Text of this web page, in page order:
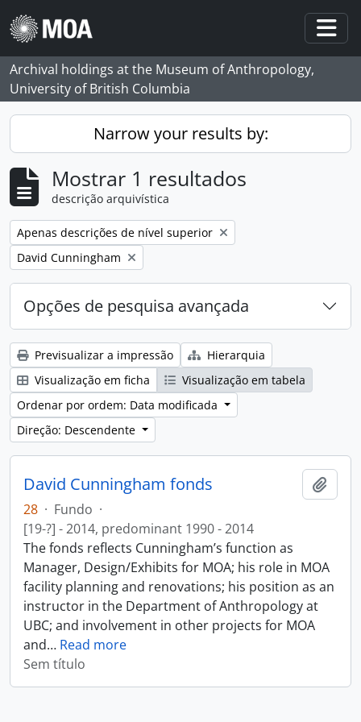
Skip to main content
Archival holdings at the Museum of Anthropology,
University of British Columbia
Narrow your results by:
Mostrar 1 resultados
descrição arquivística
Remove filter:
Apenas descrições de nível superior
Remove filter:
David Cunningham
Opções de pesquisa avançada
Previsualizar a impressão
Hierarquia
Visualização em ficha
Visualização em tabela
Ordenar por ordem: Data modificada
Direção: Descendente
David Cunningham fonds
28 · Fundo ·
[19-?] - 2014, predominant 1990 - 2014
The fonds reflects Cunningham’s function as
Manager, Design/Exhibits for MOA; his role in MOA
facility planning and renovations; his position as an
instructor in the Department of Anthropology at
UBC; and involvement in other projects for MOA
and… Read more
Sem título